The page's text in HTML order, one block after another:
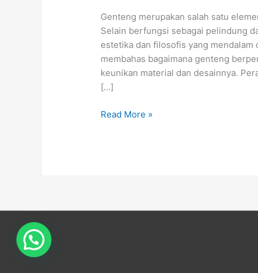
Genteng merupakan salah satu
Selain berfungsi sebagai pelindung
estetika dan filosofis yang mendalam
membahas bagaimana genteng
keunikan material dan desainnya.
[…]
Read More »